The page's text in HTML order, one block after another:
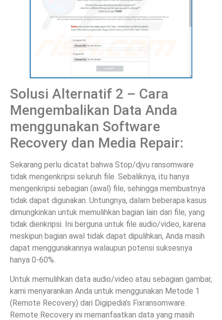
Solusi Alternatif 2 – Cara
Mengembalikan Data Anda
menggunakan Software
Recovery dan Media Repair:
Sekarang perlu dicatat bahwa Stop/djvu ransomware
tidak mengenkripsi seluruh file. Sebaliknya, itu hanya
mengenkripsi sebagian (awal) file, sehingga membuatnya
tidak dapat digunakan. Untungnya, dalam beberapa kasus
dimungkinkan untuk memulihkan bagian lain dari file, yang
tidak dienkripsi. Ini berguna untuk file audio/video, karena
meskipun bagian awal tidak dapat dipulihkan, Anda masih
dapat menggunakannya walaupun potensi suksesnya
hanya 0-60%.
Untuk memulihkan data audio/video atau sebagian gambar,
kami menyarankan Anda untuk menggunakan Metode 1
(Remote Recovery) dari Digipedia’s Fixransomware.
Remote Recovery ini memanfaatkan data yang masih